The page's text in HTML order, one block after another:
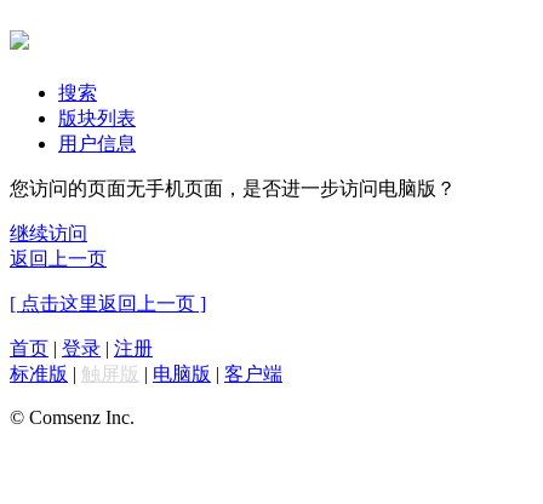
搜索
版块列表
用户信息
您访问的页面无手机页面，是否进一步访问电脑版？
继续访问
返回上一页
[ 点击这里返回上一页 ]
首页 | 登录 | 注册
标准版 | 触屏版 | 电脑版 | 客户端
© Comsenz Inc.